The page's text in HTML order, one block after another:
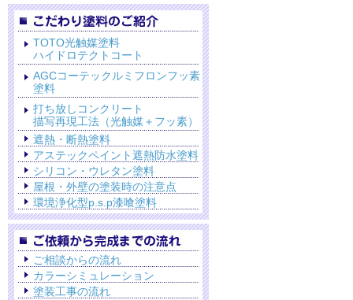
TOTO光触媒塗料
ハイドロテクトコート
AGCコーテックルミフロンフッ素
塗料
打ち放しコンクリート
描写再現工法（光触媒＋フッ素）
遮熱・断熱塗料
アステックペイント遮熱防水塗料
シリコン・ウレタン塗料
屋根・外壁の塗装時の注意点
環境浄化型p.s.p漆喰塗料
ご相談からの流れ
カラーシミュレーション
塗装工事の流れ